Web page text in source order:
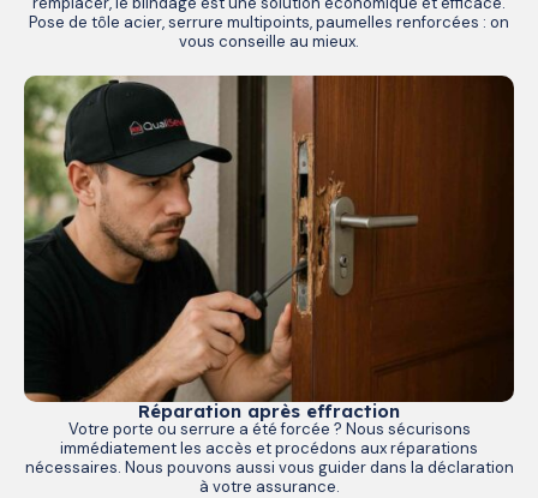
Pose de tôle acier, serrure multipoints, paumelles renforcées : on
vous conseille au mieux.
Réparation après effraction
Votre porte ou serrure a été forcée ? Nous sécurisons
immédiatement les accès et procédons aux réparations
nécessaires. Nous pouvons aussi vous guider dans la déclaration
à votre assurance.